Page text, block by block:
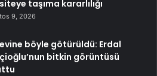
taşıma kararlılığı
9, 2026
böyle götürüldü: Erdal
bitkin görüntüsü